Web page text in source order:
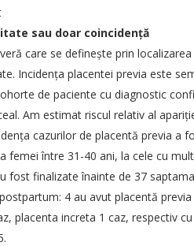
sau doar coincidenţă
care se defineşte prin
Incidenţa placentei previa este
de paciente cu diagnostic
Am estimat riscul relativ al
cazurilor de placentă previa
între 31-40 ani, la cele cu
fost finalizate înainte de 37
4 au avut placentă
placenta increta 1 caz, respectiv